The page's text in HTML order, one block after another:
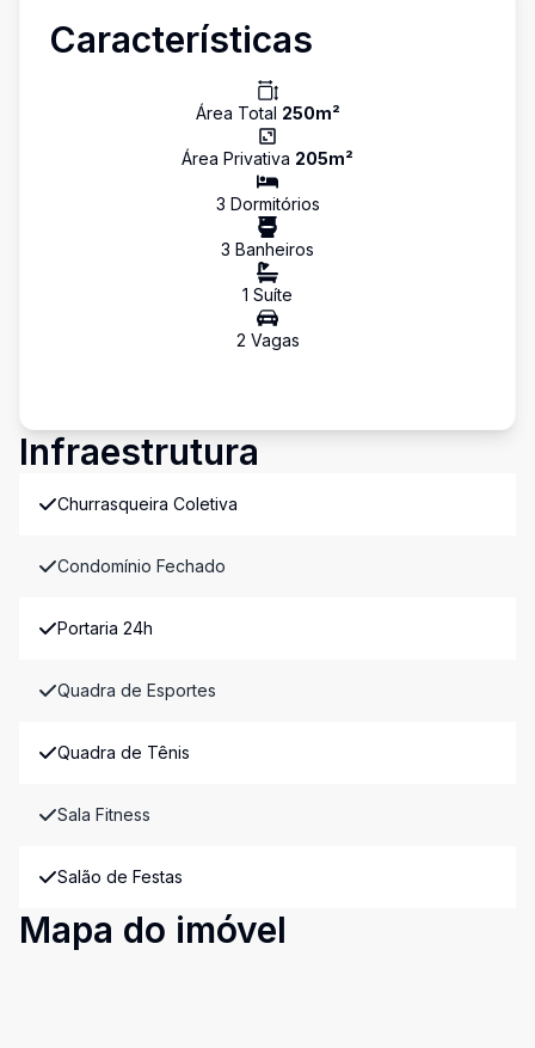
Características
Área Total 250m²
Área Privativa 205m²
3 Dormitórios
3 Banheiros
1 Suíte
2 Vagas
Infraestrutura
Churrasqueira Coletiva
Condomínio Fechado
Portaria 24h
Quadra de Esportes
Quadra de Tênis
Sala Fitness
Salão de Festas
Mapa do imóvel